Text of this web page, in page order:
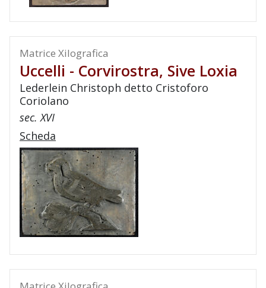
Matrice Xilografica
Uccelli - Corvirostra, Sive Loxia
Lederlein Christoph detto Cristoforo
Coriolano
sec. XVI
Scheda